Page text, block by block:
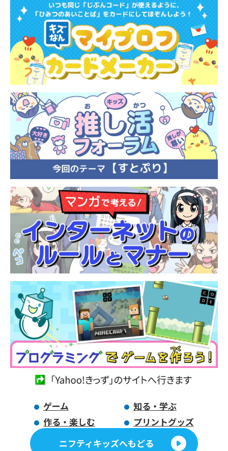
ゲーム
知る・学ぶ
作る・楽しむ
プリントグッズ
ニフティキッズへもどる